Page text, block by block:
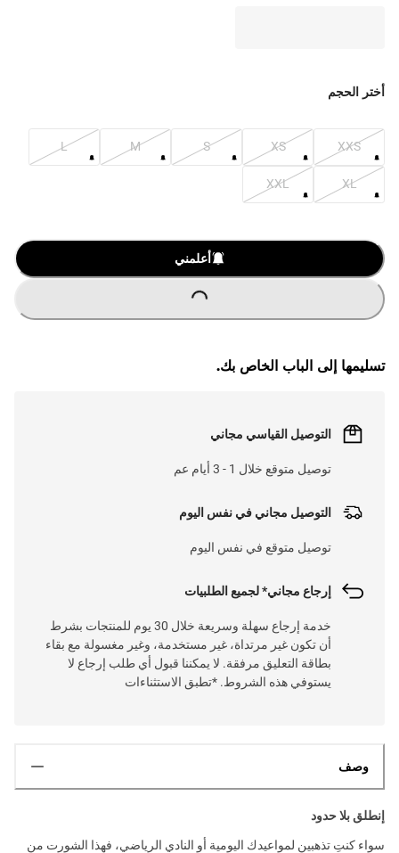
أختر الحجم
XXS
XS
S
M
L
XL
XXL
أعلمنيL
.
تسليمها إلى الباب الخاص بك.
التوصيل القياسي مجاني
توصيل متوقع خلال 1 - 3 أيام عم
التوصيل مجاني في نفس اليوم
توصيل متوقع في نفس اليوم
إرجاع مجاني* لجميع الطلبيات
خدمة إرجاع سهلة وسريعة خلال 30 يوم للمنتجات بشرط
أن تكون غير مرتداة، غير مستخدمة، وغير مغسولة مع بقاء
بطاقة التعليق مرفقة. لا يمكننا قبول أي طلب إرجاع لا
يستوفي هذه الشروط. *تطبق الاستثناءات
وصف
إنطلق بلا حدود
سواء كنتِ تذهبين لمواعيدك اليومية أو النادي الرياضي، فهذا الشورت من